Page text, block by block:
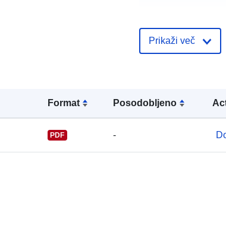
Format Posodobljeno
PDF -
Prikaži več